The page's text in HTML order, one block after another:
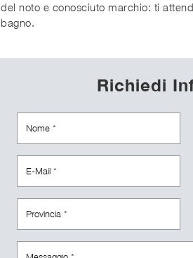
del noto e conosciuto marchio: ti
bagno.
Richiedi